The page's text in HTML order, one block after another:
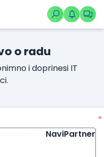
o radu
i doprinesi IT
*
NaviPartner